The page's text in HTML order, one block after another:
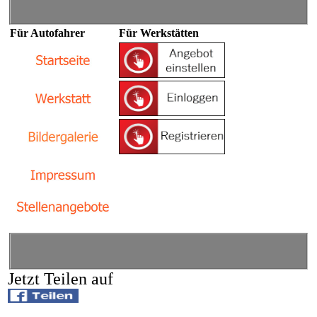
Für Autofahrer Für Werkstätten
Jetzt Teilen auf